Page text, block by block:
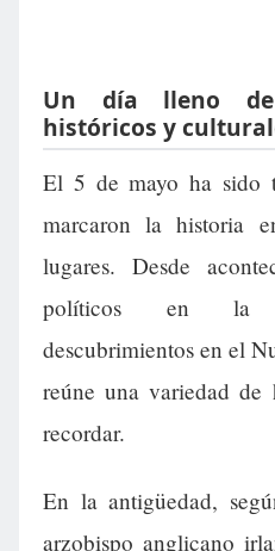
Un día lleno de
históricos y
El 5 de mayo ha sido
marcaron la historia
lugares. Desde
políticos en la
descubrimientos en el
reúne una variedad
recordar.
En la antigüedad,
arzobispo anglicano